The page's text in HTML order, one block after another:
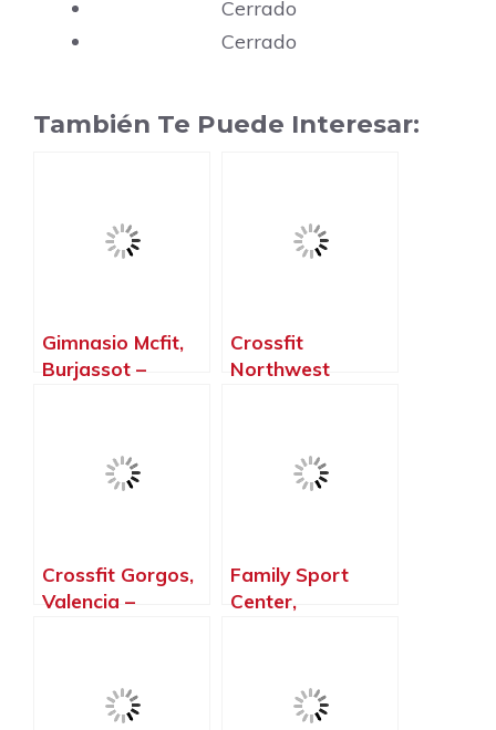
Cerrado
Cerrado
También Te Puede Interesar:
Gimnasio Mcfit,
Burjassot –
Crossfit
Northwest
Crossfit Gorgos,
Valencia –
Family Sport
Center,